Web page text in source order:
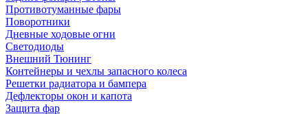
Противотуманные фары
Поворотники
Дневные ходовые огни
Светодиоды
Внешний Тюнинг
Контейнеры и чехлы запасного колеса
Решетки радиатора и бампера
Дефлекторы окон и капота
Защита фар